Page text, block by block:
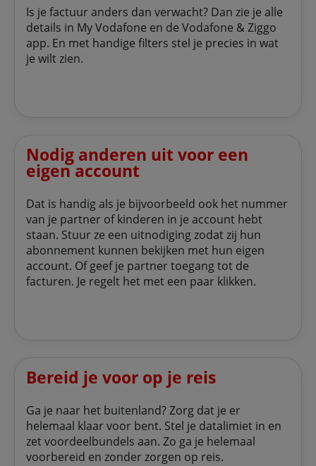
Is je factuur anders dan verwacht? Dan zie je alle
details in My Vodafone en de Vodafone & Ziggo
app. En met handige filters stel je precies in wat
je wilt zien.
Nodig anderen uit voor een
eigen account
Dat is handig als je bijvoorbeeld ook het nummer
van je partner of kinderen in je account hebt
staan. Stuur ze een uitnodiging zodat zij hun
abonnement kunnen bekijken met hun eigen
account. Of geef je partner toegang tot de
facturen. Je regelt het met een paar klikken.
Bereid je voor op je reis
Ga je naar het buitenland? Zorg dat je er
helemaal klaar voor bent. Stel je datalimiet in en
zet voordeelbundels aan. Zo ga je helemaal
voorbereid en zonder zorgen op reis.